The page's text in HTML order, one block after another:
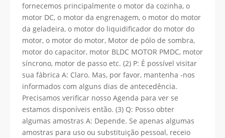
fornecemos principalmente o motor da cozinha, o
motor DC, o motor da engrenagem, o motor do motor
da geladeira, o motor do liquidificador do motor do
motor, o motor do motor, Motor de pólo de sombra,
motor do capacitor, motor BLDC MOTOR PMDC, motor
síncrono, motor de passo etc. (2) P: É possível visitar
sua fábrica A: Claro. Mas, por favor, mantenha -nos
informados com alguns dias de antecedência.
Precisamos verificar nosso Agenda para ver se
estamos disponíveis então. (3) Q: Posso obter
algumas amostras A: Depende. Se apenas algumas
amostras para uso ou substituição pessoal, receio